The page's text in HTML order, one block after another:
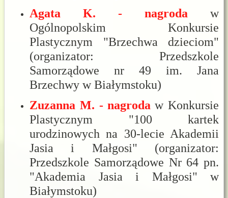
Agata K. - nagroda w
Ogólnopolskim Konkursie
Plastycznym "Brzechwa dzieciom"
(organizator: Przedszkole
Samorządowe nr 49 im. Jana
Brzechwy w Białymstoku)
Zuzanna M. - nagroda w Konkursie
Plastycznym "100 kartek
urodzinowych na 30-lecie Akademii
Jasia i Małgosi" (organizator:
Przedszkole Samorządowe Nr 64 pn.
"Akademia Jasia i Małgosi" w
Białymstoku)